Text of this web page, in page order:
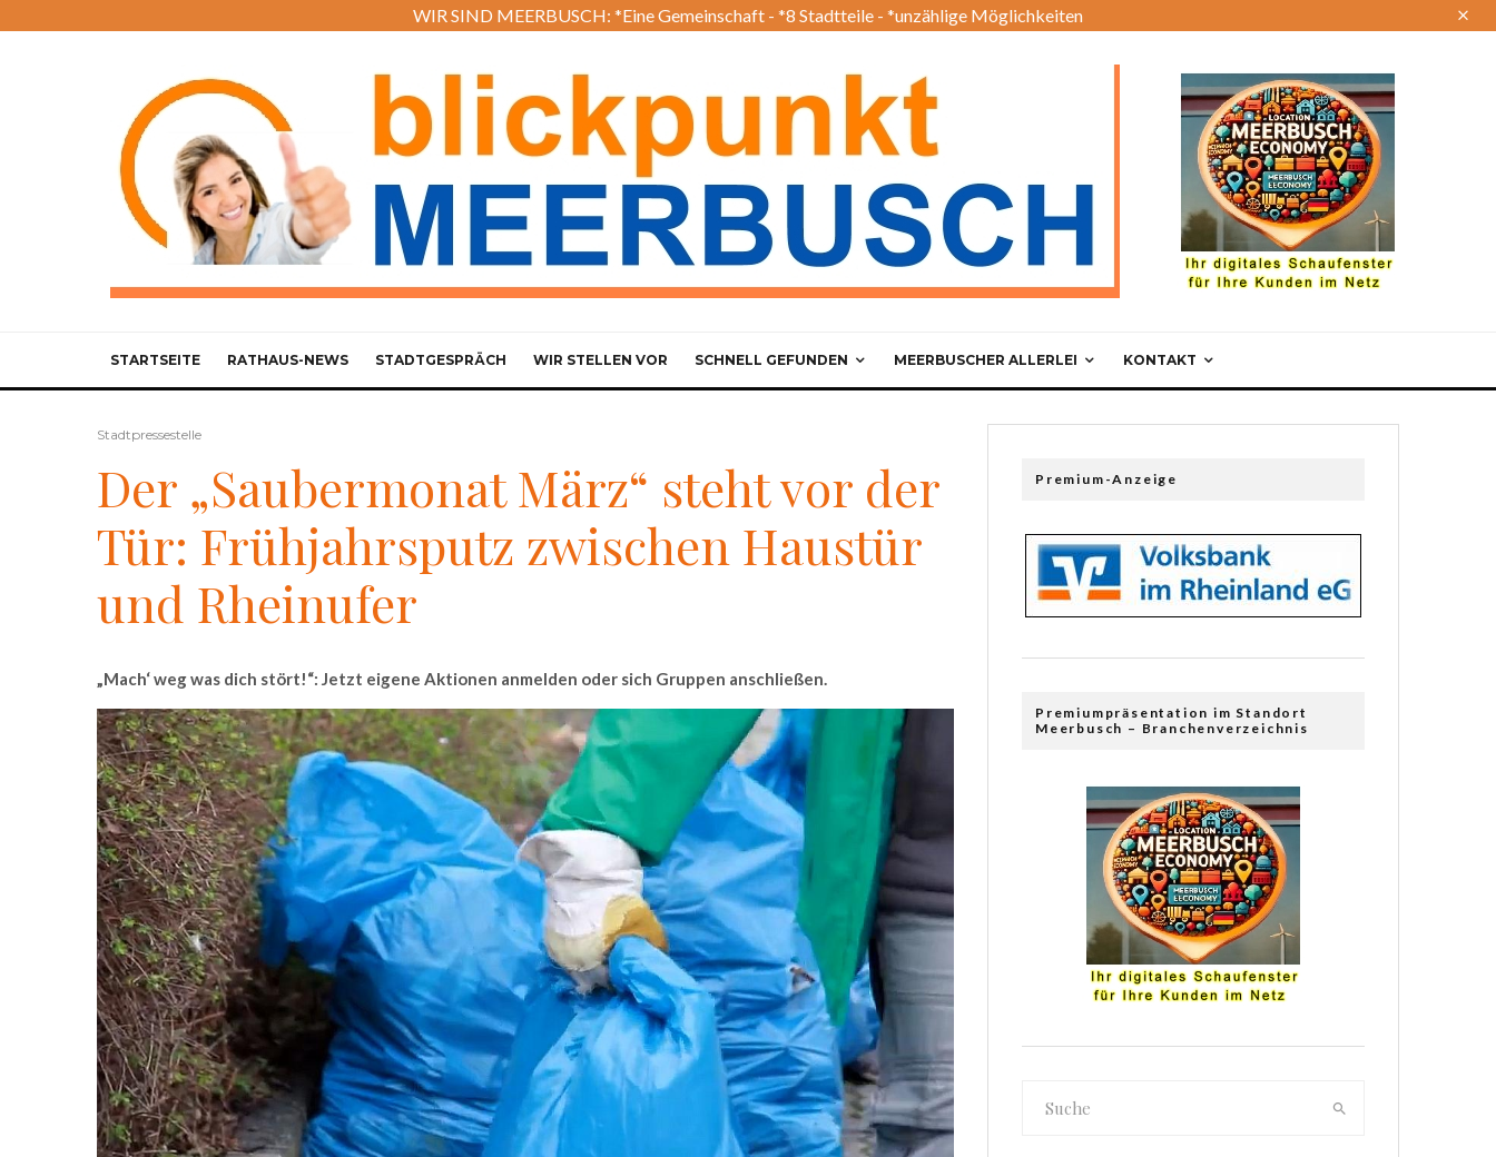
WIR SIND MEERBUSCH: *Eine Gemeinschaft - *8 Stadtteile - *unzählige Möglichkeiten
STARTSEITE RATHAUS-NEWS STADTGESPRÄCH WIR STELLEN VOR SCHNELL GEFUNDEN MEERBUSCHER ALLERLEI KONTAKT
Stadtpressestelle
Der „Saubermonat März“ steht vor der
Tür: Frühjahrsputz zwischen Haustür
und Rheinufer
„Mach‘ weg was dich stört!“: Jetzt eigene Aktionen anmelden oder sich Gruppen anschließen.
Premium-Anzeige
Premiumpräsentation im Standort
Meerbusch – Branchenverzeichnis